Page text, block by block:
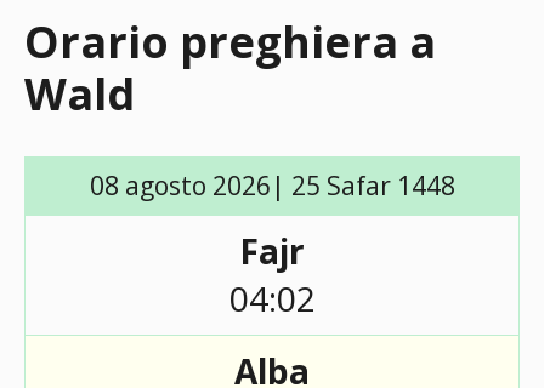
Orario preghiera a
Wald
08 agosto 2026| 25 Safar 1448
Fajr
04:02
Alba